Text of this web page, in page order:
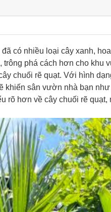
có nhiều loại cây xanh,
trông phá cách hơn cho khu
chuối rẽ quạt. Với hình
khiến sân vườn nhà bạn
rõ hơn về cây chuối rẽ